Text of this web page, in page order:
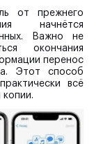
от прежнего
начнётся
Важно не
окончания
перенос
Этот способ
всё